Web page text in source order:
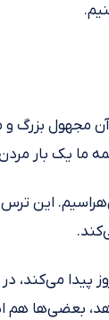
مجهول
ما یک بار
این
پیدا
بعضی‌ها هم